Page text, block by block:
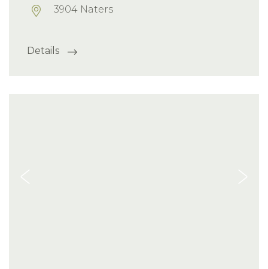
3904 Naters
Details